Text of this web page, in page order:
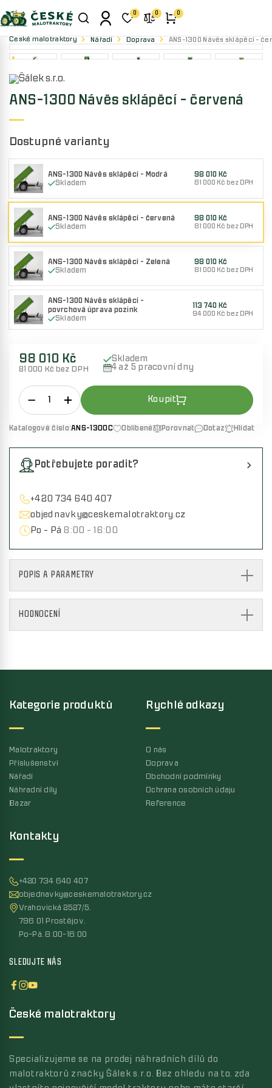
0 0 0
České malotraktory Nářadí Doprava ANS-1300 Návěs sklápěcí -
ANS-1300 Návěs sklápěcí - červená
Dostupné varianty
ANS-1300 Návěs sklápěcí - Modrá
Skladem
98 010 Kč
81 000 Kč bez DPH
ANS-1300 Návěs sklápěcí - červená
Skladem
98 010 Kč
81 000 Kč bez DPH
ANS-1300 Návěs sklápěcí - Zelená
Skladem
98 010 Kč
81 000 Kč bez DPH
ANS-1300 Návěs sklápěcí -
povrchová úprava pozink
Skladem
113 740 Kč
94 000 Kč bez DPH
98 010 Kč
81 000 Kč bez DPH
Skladem
4 až 5 pracovní dny
Katalogové číslo:ANS-1300C Oblíbené Porovnat Dotaz Hlídat
Potřebujete poradit?
+420 734 640 407
objednavky@ceskemalotraktory.cz
Po - Pá 8:00 - 16:00
POPIS A PARAMETRY
HODNOCENÍ
Kontakty
+420 734 640 407
objednavky@ceskemalotraktory.cz
Vrahovická 2527/5,
796 01 Prostějov,
Po-Pá, 8:00-16:00
SLEDUJTE NÁS
Kategorie produktů
Malotraktory
Příslušenství
Nářadí
Náhradní díly
Bazar
Rychlé odkazy
O nás
Doprava
Obchodní podmínky
Ochrana osobních údaju
Reference
České malotraktory
Specializujeme se na prodej náhradních dílů do
malotraktorů značky Šálek s.r.o. Bez ohledu na to, zda